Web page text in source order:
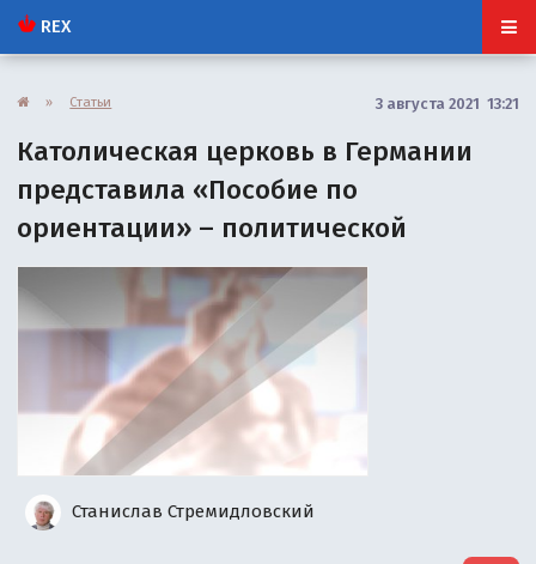
REX
» Статьи 3 августа 2021 13:21
Католическая церковь в Германии
представила «Пособие по
ориентации» – политической
Станислав Стремидловский